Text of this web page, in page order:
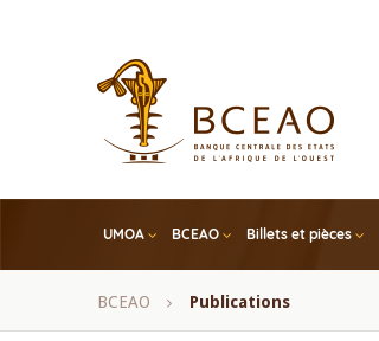
UMOA BCEAO Billets et pièces
Fil
BCEAO Publications